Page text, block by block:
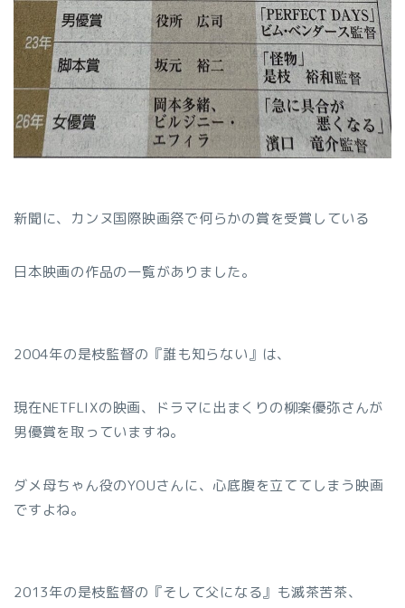
新聞に、カンヌ国際映画祭で何らかの賞を受賞している
日本映画の作品の一覧がありました。
2004年の是枝監督の『誰も知らない』は、
現在NETFLIXの映画、ドラマに出まくりの柳楽優弥さんが
男優賞を取っていますね。
ダメ母ちゃん役のYOUさんに、心底腹を立ててしまう映画
ですよね。
2013年の是枝監督の『そして父になる』も滅茶苦茶、